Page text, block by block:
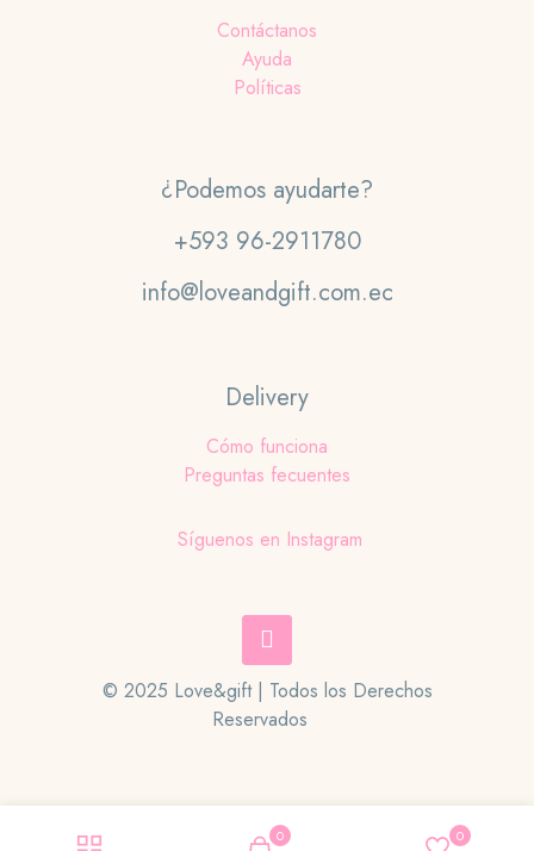
Contáctanos
Ayuda
Políticas
¿Podemos ayudarte?
+593 96-2911780
info@loveandgift.com.ec
Delivery
Cómo funciona
Preguntas fecuentes
Síguenos en Instagram
© 2025 Love&gift | Todos los Derechos
Reservados
0 0